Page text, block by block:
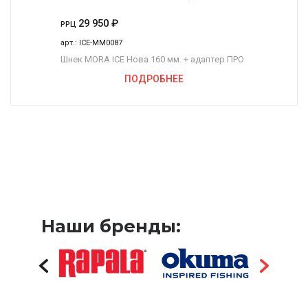
РРЦ 29 950 ₽
арт.: ICE-MM0087
Шнек MORA ICE Нова 160 мм. + адаптер ПРО
ПОДРОБНЕЕ
Наши бренды: